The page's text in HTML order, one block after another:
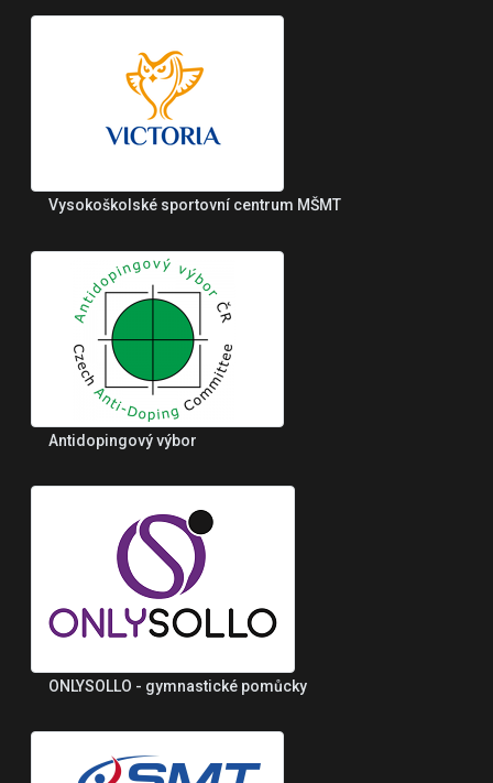
Vysokoškolské sportovní centrum MŠMT
Antidopingový výbor
ONLYSOLLO - gymnastické pomůcky